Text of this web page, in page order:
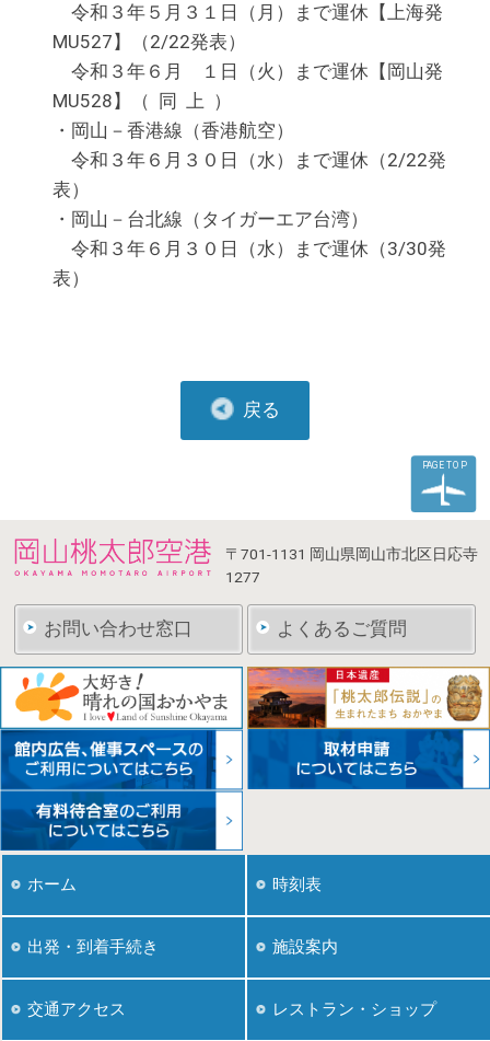
令和３年５月３１日（月）まで運休【上海発
MU527】（2/22発表）
令和３年６月 １日（火）まで運休【岡山発
MU528】（ 同 上 ）
・岡山－香港線（香港航空）
令和３年６月３０日（水）まで運休（2/22発
表）
・岡山－台北線（タイガーエア台湾）
令和３年６月３０日（水）まで運休（3/30発
表）
戻る
PAGE TOP
〒701-1131 岡山県岡山市北区日応寺
1277
お問い合わせ窓口 よくあるご質問
ホーム 時刻表
出発・到着手続き 施設案内
レストラン・ショップ
交通アクセス